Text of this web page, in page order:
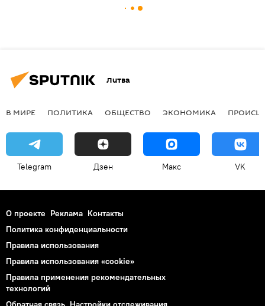
Литва
В МИРЕ ПОЛИТИКА ОБЩЕСТВО ЭКОНОМИКА
Telegram Дзен Макс VK
О проекте Реклама Контакты
Политика конфиденциальности
Правила использования
Правила использования «cookie»
Правила применения рекомендательных
технологий